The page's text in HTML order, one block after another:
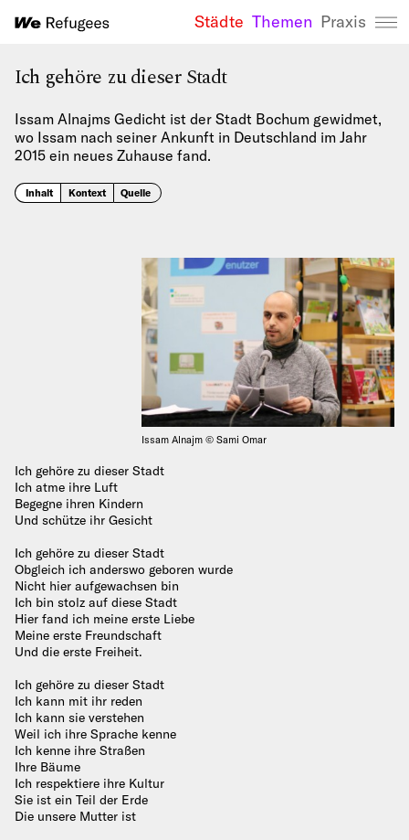
We Refugees
Städte Themen Praxis
Ich gehöre zu dieser Stadt
Issam Alnajms Gedicht ist der Stadt Bochum gewidmet,
wo Issam nach seiner Ankunft in Deutschland im Jahr
2015 ein neues Zuhause fand.
Inhalt Kontext Quelle
Issam Alnajm © Sami Omar
Ich gehöre zu dieser Stadt
Ich atme ihre Luft
Begegne ihren Kindern
Und schütze ihr Gesicht
Ich gehöre zu dieser Stadt
Obgleich ich anderswo geboren wurde
Nicht hier aufgewachsen bin
Ich bin stolz auf diese Stadt
Hier fand ich meine erste Liebe
Meine erste Freundschaft
Und die erste Freiheit.
Ich gehöre zu dieser Stadt
Ich kann mit ihr reden
Ich kann sie verstehen
Weil ich ihre Sprache kenne
Ich kenne ihre Straßen
Ihre Bäume
Ich respektiere ihre Kultur
Sie ist ein Teil der Erde
Die unsere Mutter ist